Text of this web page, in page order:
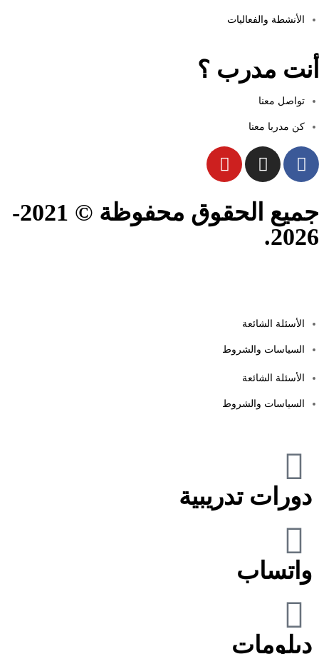
الأنشطة والفعاليات
أنت مدرب ؟
تواصل معنا
كن مدربا معنا
جميع الحقوق محفوظة © 2021-
2026.
الأسئلة الشائعة
السياسات والشروط
الأسئلة الشائعة
السياسات والشروط
دورات تدريبية
واتساب
دبلومات